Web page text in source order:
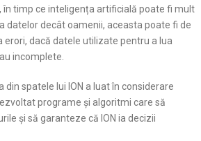
în timp ce inteligența artificială poate fi mult
datelor decât oamenii, aceasta poate fi de
erori, dacă datele utilizate pentru a lua
incomplete.
din spatele lui ION a luat în considerare
programe și algoritmi care să
și să garanteze că ION ia decizii